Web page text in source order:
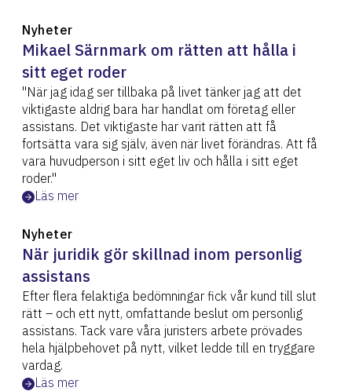
Nyheter
Mikael Särnmark om rätten att hålla i
sitt eget roder
"När jag idag ser tillbaka på livet tänker jag att det
viktigaste aldrig bara har handlat om företag eller
assistans. Det viktigaste har varit rätten att få
fortsätta vara sig själv, även när livet förändras. Att få
vara huvudperson i sitt eget liv och hålla i sitt eget
roder."
Läs mer
Nyheter
När juridik gör skillnad inom personlig
assistans
Efter flera felaktiga bedömningar fick vår kund till slut
rätt – och ett nytt, omfattande beslut om personlig
assistans. Tack vare våra juristers arbete prövades
hela hjälpbehovet på nytt, vilket ledde till en tryggare
vardag.
Läs mer